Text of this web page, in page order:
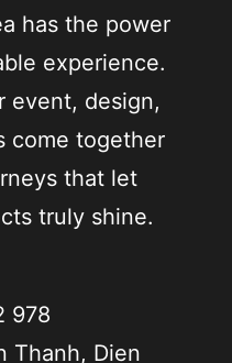
has the power
experience.
event, design,
come together
that let
truly shine.
978
Thanh, Dien